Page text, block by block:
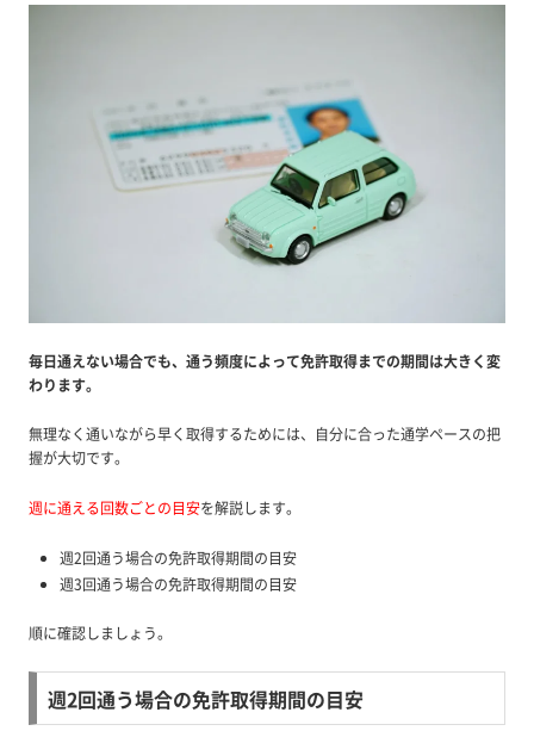
毎日通えない場合でも、通う頻度によって免許取得までの期間は大きく変
わります。
無理なく通いながら早く取得するためには、自分に合った通学ペースの把
握が大切です。
週に通える回数ごとの目安を解説します。
週2回通う場合の免許取得期間の目安
週3回通う場合の免許取得期間の目安
順に確認しましょう。
週2回通う場合の免許取得期間の目安